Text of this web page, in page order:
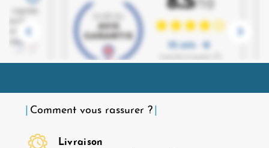
Comment vous rassurer ?
Livraison